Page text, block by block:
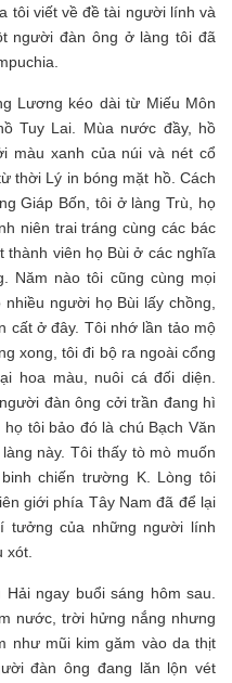
tôi viết về đề tài người lính và
người đàn ông ở làng tôi đã
Lương kéo dài từ Miếu Môn
Tuy Lai. Mùa nước đầy, hồ
màu xanh của núi và nét cổ
thời Lý in bóng mặt hồ. Cách
Giáp Bốn, tôi ở làng Trù, họ
niên trai tráng cùng các bác
thành viên họ Bùi ở các nghĩa
Năm nào tôi cũng cùng mọi
người họ Bùi lấy chồng,
cất ở đây. Tôi nhớ lần tảo mộ
xong, tôi đi bộ ra ngoài cổng
hoa màu, nuôi cá đối diện.
đàn ông cởi trần đang hì
tôi bảo đó là chú Bạch Văn
này. Tôi thấy tò mò muốn
chiến trường K. Lòng tôi
giới phía Tây Nam đã để lại
tưởng của những người lính
xót.
ngay buổi sáng hôm sau.
nước, trời hửng nắng nhưng
như mũi kim găm vào da thịt
đàn ông đang lăn lộn vét